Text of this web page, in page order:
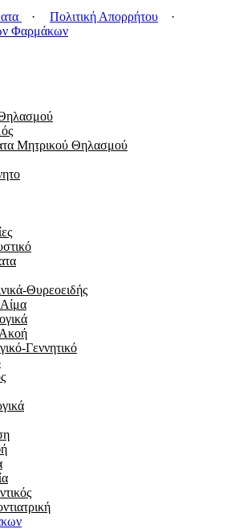
· Πολιτική Απορρήτου
·
Φαρμάκων
Μητρικού Θηλασμού
Θυρεοειδής
Γεννητικό